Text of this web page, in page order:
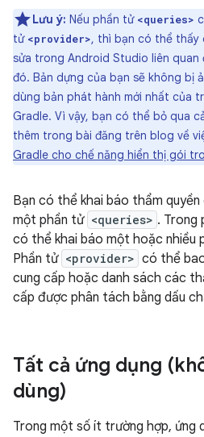
Lưu ý: Nếu phần tử <queries>
tử <provider>, thì bạn có thể thấy
sửa trong Android Studio liên quan
đó. Bản dựng của bạn sẽ không bị
dùng bản phát hành mới nhất của
Gradle. Vì vậy, bạn có thể bỏ qua
thêm trong bài đăng trên blog về
Gradle cho chế năng hiển thị gói
Bạn có thể khai báo thẩm
một phần tử <queries> . Trong
có thể khai báo một hoặc nhiều
Phần tử <provider> có thể
cung cấp hoặc danh sách các
cấp được phân tách bằng dấu
Tất cả ứng dụng
dùng)
Trong một số ít trường hợp, ứng